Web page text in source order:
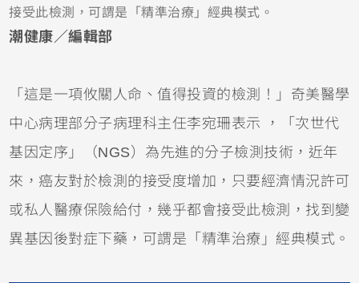
接受此檢測，可謂是「精準治療」經典模式。
潮健康／編輯部
「這是一項攸關人命、值得投資的檢測！」奇美醫學
中心病理部分子病理科主任李宛珊表示 ，「次世代
基因定序」（NGS）為先進的分子檢測技術，近年
來，癌友對於檢測的接受度增加，只要經濟情況許可
或私人醫療保險給付，幾乎都會接受此檢測，找到變
異基因後對症下藥，可謂是「精準治療」經典模式。